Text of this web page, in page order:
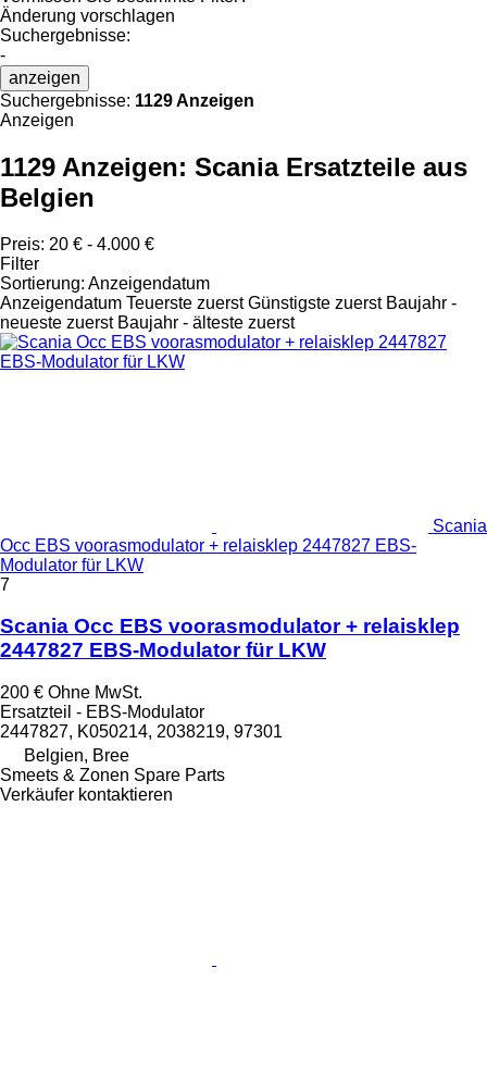
Änderung vorschlagen
Suchergebnisse:
-
anzeigen
Suchergebnisse: 1129 Anzeigen
Anzeigen
1129 Anzeigen: Scania Ersatzteile aus
Belgien
Preis: 20 € - 4.000 €
Filter
Sortierung: Anzeigendatum
Anzeigendatum Teuerste zuerst Günstigste zuerst Baujahr -
neueste zuerst Baujahr - älteste zuerst
Scania
Occ EBS voorasmodulator + relaisklep 2447827 EBS-
Modulator für LKW
7
Scania Occ EBS voorasmodulator + relaisklep
2447827 EBS-Modulator für LKW
200 € Ohne MwSt.
Ersatzteil - EBS-Modulator
2447827, K050214, 2038219, 97301
Belgien, Bree
Smeets & Zonen Spare Parts
Verkäufer kontaktieren